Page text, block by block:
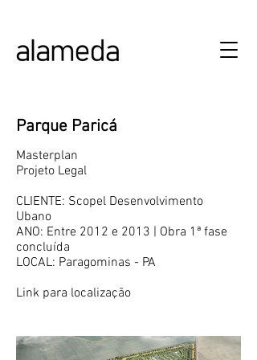
Parque Paricá
Masterplan
Projeto Legal
CLIENTE: Scopel Desenvolvimento
Ubano
ANO: Entre 2012 e 2013 | Obra 1ª fase
concluída
LOCAL: Paragominas - PA
Link para localização